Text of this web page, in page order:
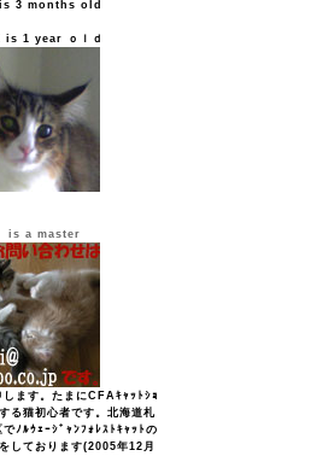
is 3 months old
is 1 year ｏｌｄ
is a master
ます。たまにCFAｷｬｯﾄｼｮ
る猫初心者です。北海道札
でﾉﾙｳｪｰｼﾞｬﾝﾌｫﾚｽﾄｷｬｯﾄの
しております(2005年12月